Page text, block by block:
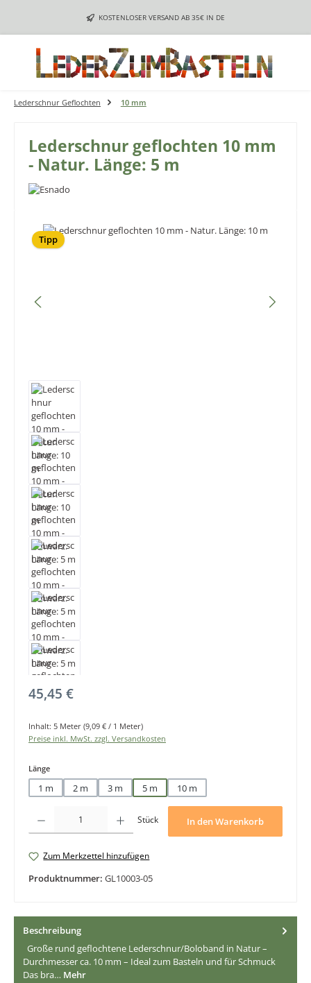
Zum Hauptinhalt springenKOSTENLOSER VERSAND AB 35€ IN DE
Lederschnur Geflochten 10 mm
Lederschnur geflochten 10 mm
- Natur. Länge: 5 m
Bildergalerie überspringen
Tipp
Regulärer Preis:
45,45 €
Inhalt: 5 Meter (9,09 € / 1 Meter)
Preise inkl. MwSt. zzgl. Versandkosten
Längeauswählen
1 m 2 m 3 m 5 m 10 m
Stück In den Warenkorb
Zum Merkzettel hinzufügen
Produktnummer: GL10003-05
Beschreibung
Große rund geflochtene Lederschnur/Boloband in Natur –
Durchmesser ca. 10 mm – Ideal zum Basteln und für Schmuck
Das bra… Mehr